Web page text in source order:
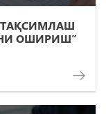
ОШИРИШ”